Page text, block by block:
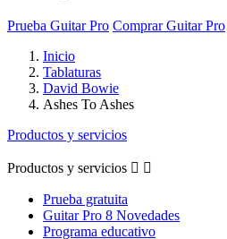
Prueba Guitar Pro Comprar Guitar Pro
Inicio
Tablaturas
David Bowie
Ashes To Ashes
Productos y servicios
Productos y servicios  
Prueba gratuita
Guitar Pro 8 Novedades
Programa educativo